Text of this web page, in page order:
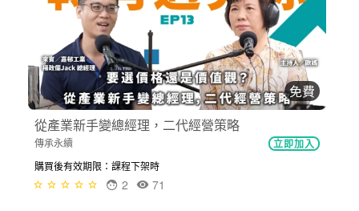
免費
從產業新手變總經理，二代經營策略
傳承永續 立即加入
購買後有效期限：課程下架時
71
2